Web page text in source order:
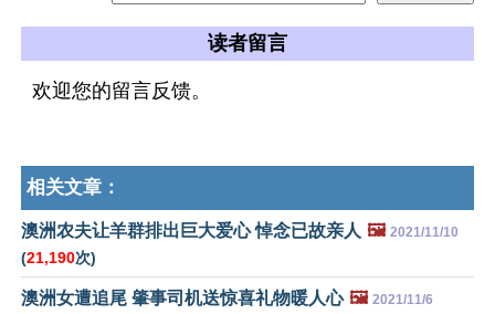
读者留言
欢迎您的留言反馈。
相关文章：
澳洲农夫让羊群排出巨大爱心 悼念已故亲人 🖼️ 2021/11/10
(21,190次)
澳洲女遭追尾 肇事司机送惊喜礼物暖人心 🖼️ 2021/11/6